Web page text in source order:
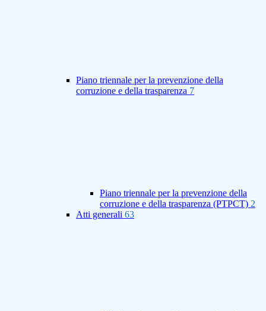
Piano triennale per la prevenzione della
corruzione e della trasparenza 7
Piano triennale per la prevenzione della
corruzione e della trasparenza (PTPCT) 2
Atti generali 63